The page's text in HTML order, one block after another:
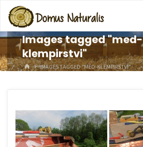
Images tagged "med-
klempirstvi"
HOMEIMAGES TAGGED "MED-KLEMPIRSTVI"